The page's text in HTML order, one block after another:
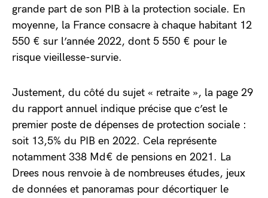
grande part de son PIB à la protection sociale. En
moyenne, la France consacre à chaque habitant 12
550 € sur l’année 2022, dont 5 550 € pour le
risque vieillesse-survie.
Justement, du côté du sujet « retraite », la page 29
du rapport annuel indique précise que c’est le
premier poste de dépenses de protection sociale :
soit 13,5% du PIB en 2022. Cela représente
notamment 338 Md€ de pensions en 2021. La
Drees nous renvoie à de nombreuses études, jeux
de données et panoramas pour décortiquer le